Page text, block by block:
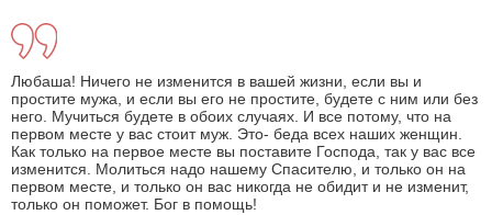
Любаша! Ничего не изменится в вашей жизни, если вы и
простите мужа, и если вы его не простите, будете с ним или без
него. Мучиться будете в обоих случаях. И все потому, что на
первом месте у вас стоит муж. Это- беда всех наших женщин.
Как только на первое месте вы поставите Господа, так у вас все
изменится. Молиться надо нашему Спасителю, и только он на
первом месте, и только он вас никогда не обидит и не изменит,
только он поможет. Бог в помощь!